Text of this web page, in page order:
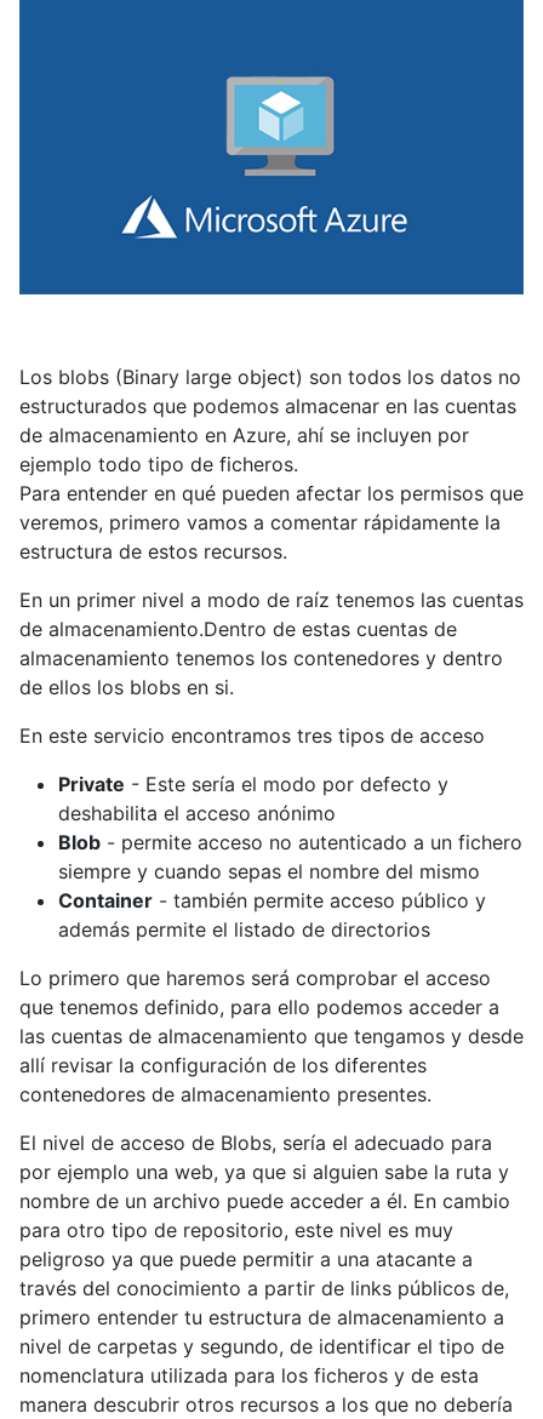
Los blobs (Binary large object) son todos los datos no
estructurados que podemos almacenar en las cuentas
de almacenamiento en Azure, ahí se incluyen por
ejemplo todo tipo de ficheros.
Para entender en qué pueden afectar los permisos que
veremos, primero vamos a comentar rápidamente la
estructura de estos recursos.
En un primer nivel a modo de raíz tenemos las cuentas
de almacenamiento.Dentro de estas cuentas de
almacenamiento tenemos los contenedores y dentro
de ellos los blobs en si.
En este servicio encontramos tres tipos de acceso
Private - Este sería el modo por defecto y
deshabilita el acceso anónimo
Blob - permite acceso no autenticado a un fichero
siempre y cuando sepas el nombre del mismo
Container - también permite acceso público y
además permite el listado de directorios
Lo primero que haremos será comprobar el acceso
que tenemos definido, para ello podemos acceder a
las cuentas de almacenamiento que tengamos y desde
allí revisar la configuración de los diferentes
contenedores de almacenamiento presentes.
El nivel de acceso de Blobs, sería el adecuado para
por ejemplo una web, ya que si alguien sabe la ruta y
nombre de un archivo puede acceder a él. En cambio
para otro tipo de repositorio, este nivel es muy
peligroso ya que puede permitir a una atacante a
través del conocimiento a partir de links públicos de,
primero entender tu estructura de almacenamiento a
nivel de carpetas y segundo, de identificar el tipo de
nomenclatura utilizada para los ficheros y de esta
manera descubrir otros recursos a los que no debería